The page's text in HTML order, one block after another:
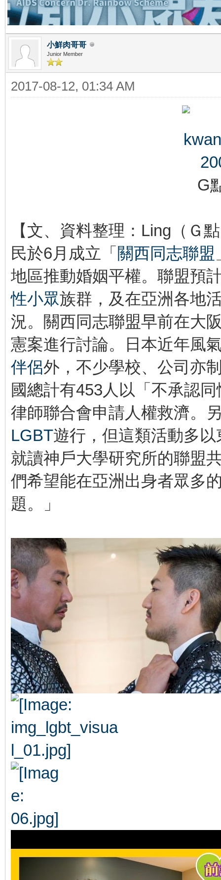
小鮮肉哥哥
Junior Member
2017-08-12, 01:34 AM
G
【文、資料整理：Ling（Ｇ
民於6月成立「 關西同志聯盟
地區推動婚姻平權。聯盟預
性小眾族群，及在亞洲各地
況。關西同志聯盟早前在大
憲案進行討論。日本近年風
伴侶外，不少學校、公司亦
國總計有453人以「不承認
律師聯合會申請人權救濟。
LGBT遊行，但這類活動多
就讀神戶大學研究所的聯盟
們希望能在亞洲出身者眾多
題。」